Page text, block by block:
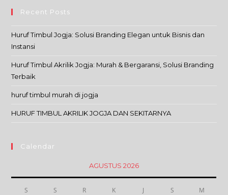
Recent Posts
Huruf Timbul Jogja: Solusi Branding Elegan untuk Bisnis dan
Instansi
Huruf Timbul Akrilik Jogja: Murah & Bergaransi, Solusi Branding
Terbaik
huruf timbul murah di jogja
HURUF TIMBUL AKRILIK JOGJA DAN SEKITARNYA
Calendar
AGUSTUS 2026
S S R K J S M